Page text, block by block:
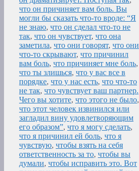
что он причиняет вам боль. Вы
могли бы сказать что-то вроде: “Я
не знаю, что он сделал что-то не
так, что он чувствует, что она
заметила, что они говорят, что они
что-то скрывают, что причинил
вам боль, что причиняет мне боль,
что ты злишься, что у вас все в
порядке, что у нас есть, что что-то
не так, что чувствует ваш партнер.
Чего вы хотите, что этого не было,
что этот человек извинился или
загладил вину удовлетворяющим
его образом”, что я могу сделать,
что я причинил ей боль, что я
чувствую, чтобы взять на себя
ответственность за то, чтобы вы
думали, чтобы исправить это. Вот